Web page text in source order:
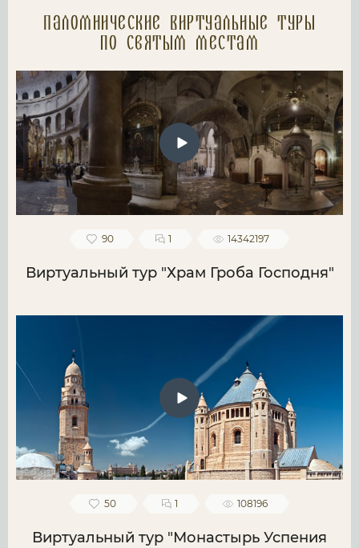
Паломнические Виртуальные туры
по святым местам
90 1 14342197
Виртуальный тур "Храм Гроба Господня"
50 1 108196
Виртуальный тур "Монастырь Успения